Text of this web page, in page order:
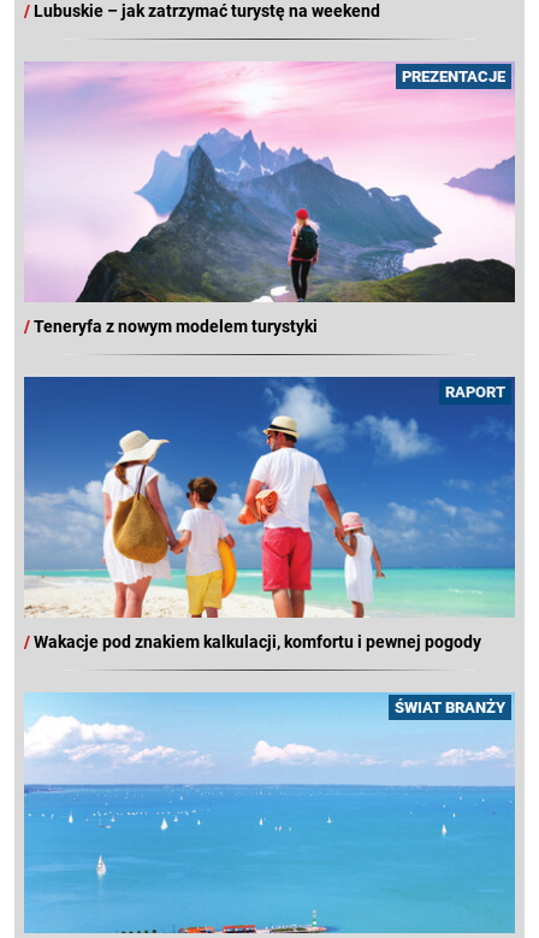
/Lubuskie – jak zatrzymać turystę na weekend
PREZENTACJE
/Teneryfa z nowym modelem turystyki
RAPORT
/Wakacje pod znakiem kalkulacji, komfortu i pewnej pogody
ŚWIAT BRANŻY